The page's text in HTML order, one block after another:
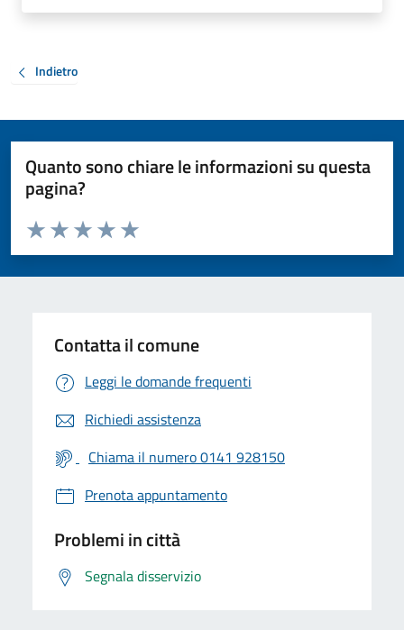
Indietro
Quanto sono chiare le informazioni su questa
pagina?
Valuta da 1 a 5 stelle la pagina
Valuta 5 stelle su 5
Valuta 4 stelle su 5
Valuta 3 stelle su 5
Valuta 2 stelle su 5
Valuta 1 stelle su 5
Contatta il comune
Leggi le domande frequenti
Richiedi assistenza
Chiama il numero 0141 928150
Prenota appuntamento
Problemi in città
Segnala disservizio